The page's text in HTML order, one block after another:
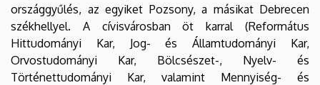
országgyűlés, az egyiket Pozsony, a másikat Debrecen
székhellyel. A cívisvárosban öt karral (Református
Hittudományi Kar, Jog- és Államtudományi Kar,
Orvostudományi Kar, Bölcsészet-, Nyelv- és
Történettudományi Kar, valamint Mennyiség- és